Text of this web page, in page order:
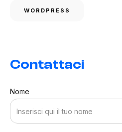
WORDPRESS
Contattaci
Nome